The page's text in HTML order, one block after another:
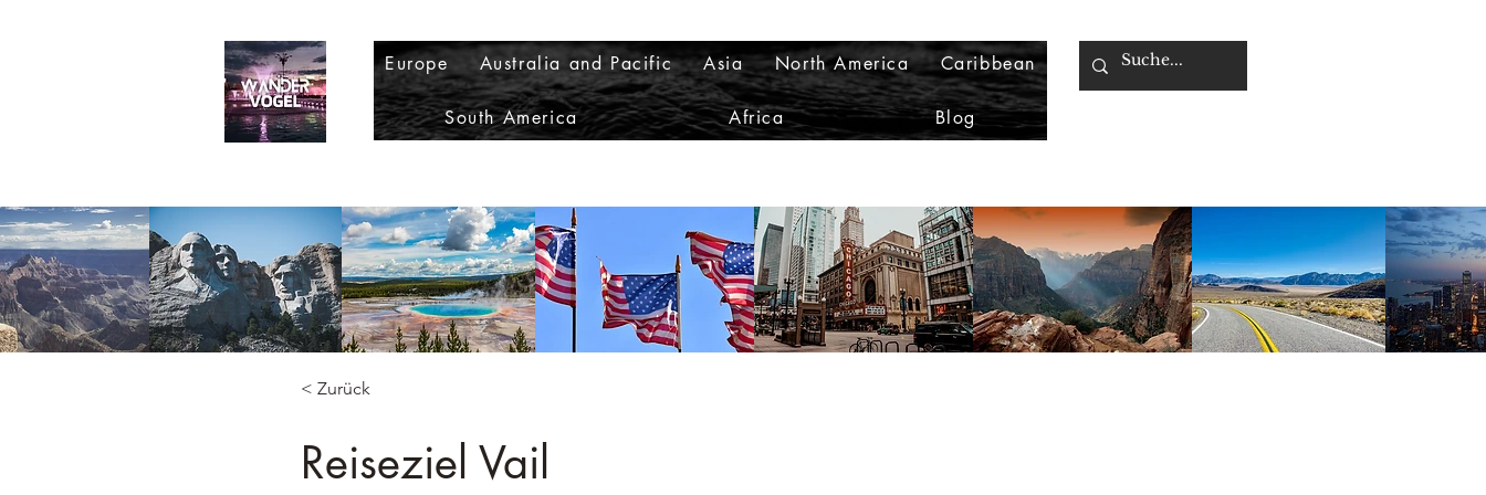
Europe Australia and Pacific Asia North America Caribbean
South America Africa Blog
< Zurück
Reiseziel Vail